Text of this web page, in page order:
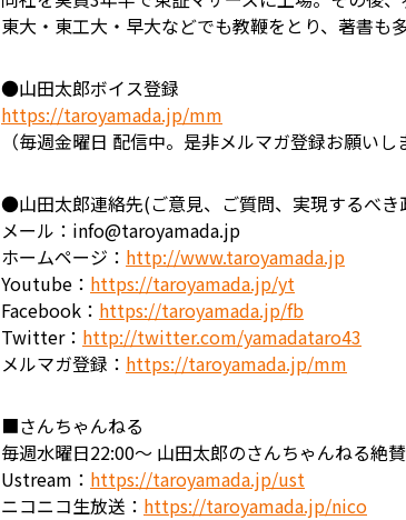
東大・東工大・早大などでも教鞭をとり、著書も多
●山田太郎ボイス登録
https://taroyamada.jp/mm
（毎週金曜日 配信中。是非メルマガ登録お願いし
●山田太郎連絡先(ご意見、ご質問、実現するべき
メール：info@taroyamada.jp
ホームページ： http://www.taroyamada.jp
Youtube： https://taroyamada.jp/yt
Facebook： https://taroyamada.jp/fb
Twitter： http://twitter.com/yamadataro43
メルマガ登録： https://taroyamada.jp/mm
■さんちゃんねる
毎週水曜日22:00～ 山田太郎のさんちゃんねる絶
Ustream： https://taroyamada.jp/ust
ニコニコ生放送： https://taroyamada.jp/nico